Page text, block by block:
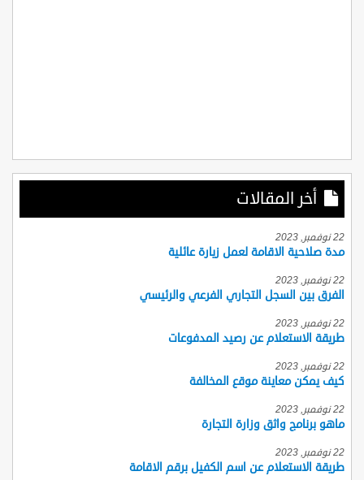
أخر المقالات
22 نوفمبر, 2023
مدة صلاحية الاقامة لعمل زيارة عائلية
22 نوفمبر, 2023
الفرق بين السجل التجاري الفرعي والرئيسي
22 نوفمبر, 2023
طريقة الاستعلام عن رصيد المدفوعات
22 نوفمبر, 2023
كيف يمكن معاينة موقع المخالفة
22 نوفمبر, 2023
ماهو برنامج واثق وزارة التجارة
22 نوفمبر, 2023
طريقة الاستعلام عن اسم الكفيل برقم الاقامة